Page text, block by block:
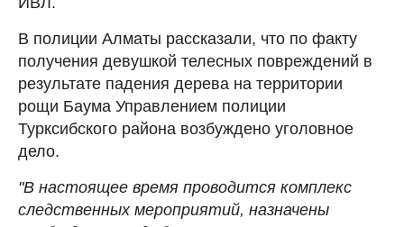
В полиции Алматы рассказали, что по факту
получения девушкой телесных повреждений в
результате падения дерева на территории
рощи Баума Управлением полиции
Турксибского района возбуждено уголовное
дело.
"В настоящее время проводится комплекс
следственных мероприятий, назначены